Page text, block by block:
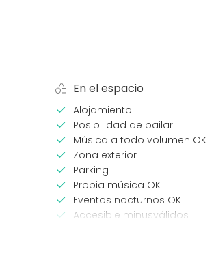
En el espacio
Alojamiento
Posibilidad de bailar
Música a todo volumen OK
Zona exterior
Parking
Propia música OK
Eventos nocturnos OK
Accesible minusválidos